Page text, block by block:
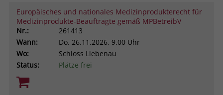
Europäisches und nationales Medizinprodukterecht für
Medizinprodukte-Beauftragte gemäß MPBetreibV
Nr.:
261413
Wann:
Do. 26.11.2026, 9.00 Uhr
Wo:
Schloss Liebenau
Status:
Plätze frei